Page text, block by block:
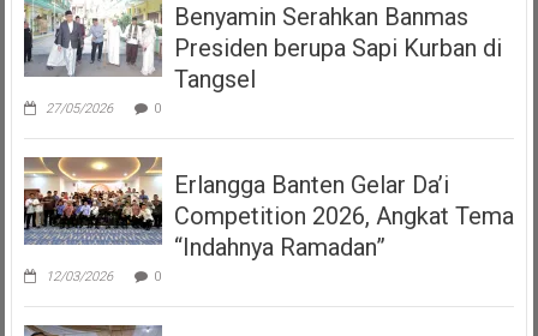
Benyamin Serahkan Banmas
Presiden berupa Sapi Kurban di
Tangsel
27/05/2026 0
Erlangga Banten Gelar Da’i
Competition 2026, Angkat Tema
“Indahnya Ramadan”
12/03/2026 0